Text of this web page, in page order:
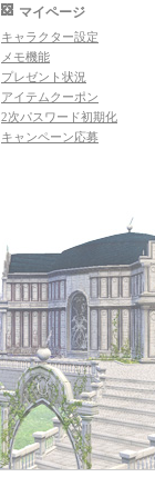
マイページ
キャラクター設定
メモ機能
プレゼント状況
アイテムクーポン
2次パスワード初期化
キャンペーン応募